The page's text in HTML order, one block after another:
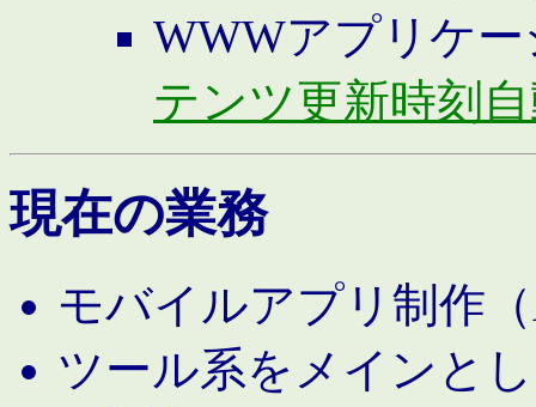
WWWアプリケ
テンツ更新時刻
現在の業務
モバイルアプリ制作
ツール系をメインと